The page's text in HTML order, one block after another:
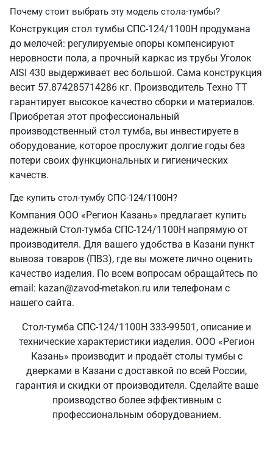
Почему стоит выбрать эту модель стола-тумбы?
Конструкция стол тумбы СПС-124/1100Н продумана
до мелочей: регулируемые опоры компенсируют
неровности пола, а прочный каркас из трубы Уголок
AISI 430 выдерживает вес большой. Сама конструкция
весит 57.874285714286 кг. Производитель Техно ТТ
гарантирует высокое качество сборки и материалов.
Приобретая этот профессиональный
производственный стол тумба, вы инвестируете в
оборудование, которое прослужит долгие годы без
потери своих функциональных и гигиенических
качеств.
Где купить стол-тумбу СПС-124/1100Н?
Компания ООО «Регион Казань» предлагает купить
надежный Стол-тумба СПС-124/1100Н напрямую от
производителя. Для вашего удобства в Казани пункт
вывоза товаров (ПВЗ), где вы можете лично оценить
качество изделия. По всем вопросам обращайтесь по
email: kazan@zavod-metakon.ru или телефонам с
нашего сайта.
Стол-тумба СПС-124/1100Н 333-99501, описание и
технические характеристики изделия. ООО «Регион
Казань» производит и продаёт столы тумбы с
дверками в Казани с доставкой по всей России,
гарантия и скидки от производителя. Сделайте ваше
производство более эффективным с
профессиональным оборудованием.